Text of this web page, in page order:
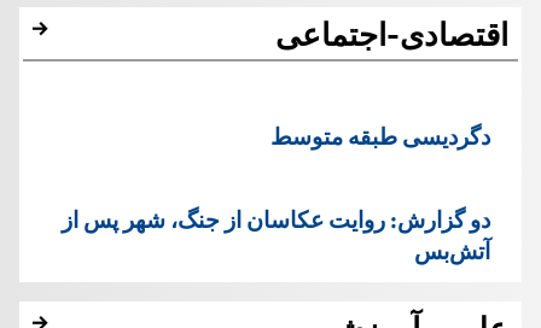
اقتصادی-اجتماعی
دگردیسی طبقه متوسط
دو گزارش: روایت عکاسان از جنگ، شهر پس از
آتش‌بس